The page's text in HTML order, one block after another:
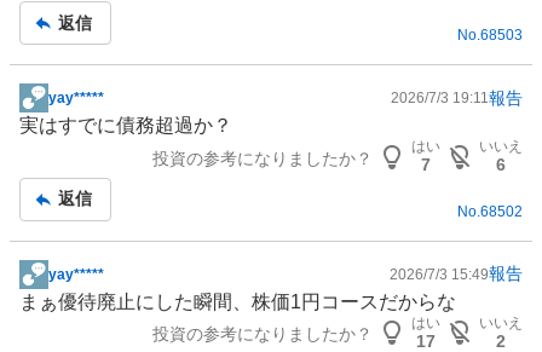
返信
No.68503
掲
示
事
yay***** 2026/7/3 19:11報告
実はすでに債務超過か？
投資の参考になりましたか？
はい
7
いいえ
6
返信
No. 68502
掲
示
yay***** 2026/7/3 15:49報告
まぁ優待廃止にした瞬間、株価1円コースだからな
投資の参考になりましたか？
はい
17
いいえ
2